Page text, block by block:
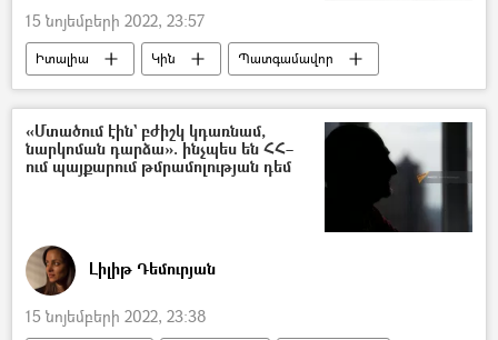
15 նոյեմբերի 2022, 23:57
Իտալիա Կին Պատգամավոր
«Մտածում էին` բժիշկ կդառնամ,
նարկոման դարձա». ինչպես են ՀՀ–
ում պայքարում թմրամոլության դեմ
Լիլիթ Դեմուրյան
15 նոյեմբերի 2022, 23:38